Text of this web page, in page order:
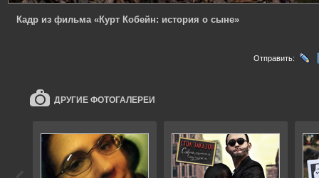
Кадр из фильма «Курт Кобейн: история о сыне»
Отправить:
ДРУГИЕ ФОТОГАЛЕРЕИ